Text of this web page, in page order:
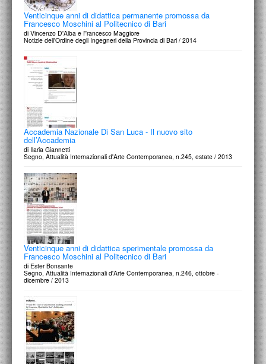
Venticinque anni di didattica permanente promossa da
Francesco Moschini al Politecnico di Bari
di Vincenzo D'Alba e Francesco Maggiore
Notizie dell'Ordine degli Ingegneri della Provincia di Bari / 2014
Accademia Nazionale Di San Luca - Il nuovo sito
dell’Accademia
di Ilaria Giannetti
Segno, Attualità Internazionali d'Arte Contemporanea, n.245, estate / 2013
Venticinque anni di didattica sperimentale promossa da
Francesco Moschini al Politecnico di Bari
di Ester Bonsante
Segno, Attualità Internazionali d'Arte Contemporanea, n.246, ottobre -
dicembre / 2013